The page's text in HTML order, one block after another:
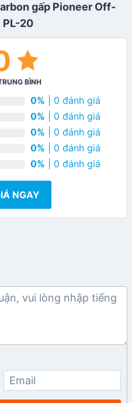
gấp Pioneer Off-
PL-20
BÌNH
0% | 0 đánh giá
0% | 0 đánh giá
0% | 0 đánh giá
0% | 0 đánh giá
0% | 0 đánh giá
NGAY